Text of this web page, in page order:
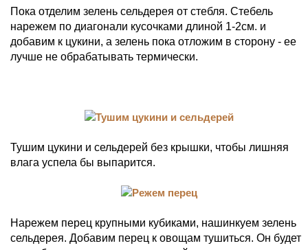
Пока отделим зелень сельдерея от стебля. Стебель
нарежем по диагонали кусочками длиной 1-2см. и
добавим к цукини, а зелень пока отложим в сторону - ее
лучше не обрабатывать термически.
Тушим цукини и сельдерей без крышки, чтобы лишняя
влага успела бы выпарится.
Нарежем перец крупными кубиками, нашинкуем зелень
сельдерея. Добавим перец к овощам тушиться. Он будет